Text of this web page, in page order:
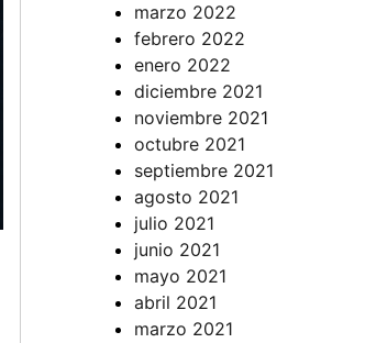
marzo 2022
febrero 2022
enero 2022
diciembre 2021
noviembre 2021
octubre 2021
septiembre 2021
agosto 2021
julio 2021
junio 2021
mayo 2021
abril 2021
marzo 2021